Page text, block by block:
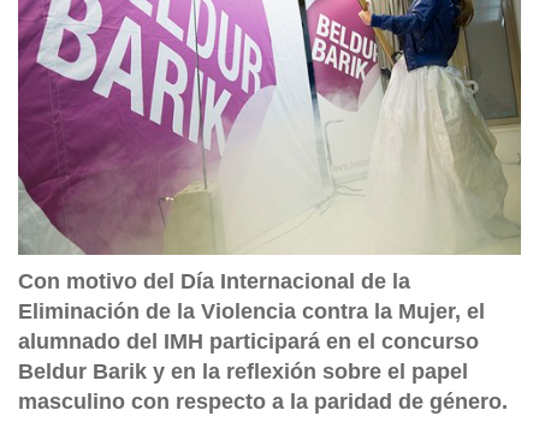
Con motivo del Día Internacional de la
Eliminación de la Violencia contra la Mujer, el
alumnado del IMH participará en el concurso
Beldur Barik y en la reflexión sobre el papel
masculino con respecto a la paridad de género.